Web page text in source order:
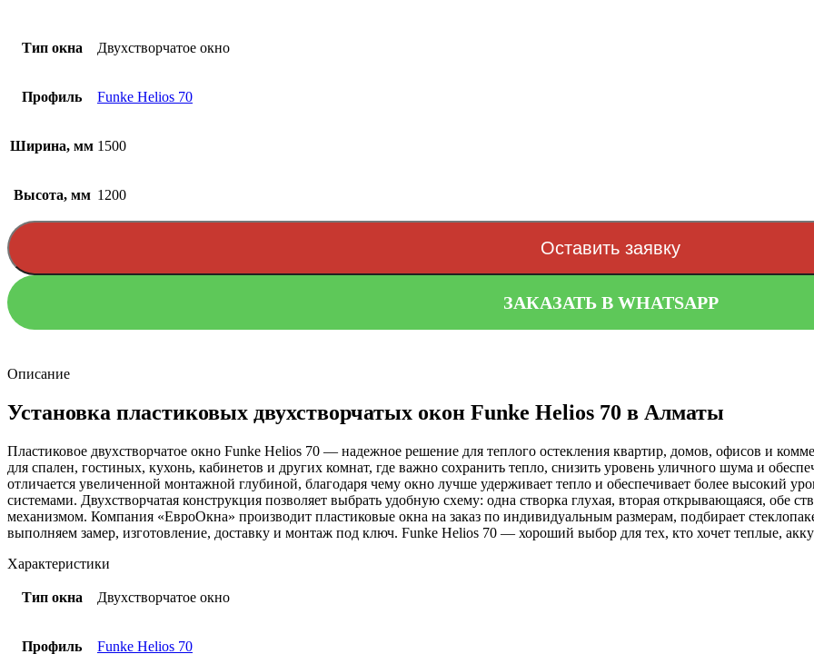
Тип окна Двухстворчатое окно
Профиль Funke Helios 70
Ширина, мм 1500
Высота, мм 1200
Оставить заявку
ЗАКАЗАТЬ В WHATSAPP
Описание
Установка пластиковых двухстворчатых окон Funke Helios 70 в Алматы
Пластиковое двухстворчатое окно Funke Helios 70 — надежное решение для теплого остекления квартир, домов, офисов и
для спален, гостиных, кухонь, кабинетов и других комнат, где важно сохранить тепло, снизить уровень уличного шума и
отличается увеличенной монтажной глубиной, благодаря чему окно лучше удерживает тепло и обеспечивает более высокий
системами. Двухстворчатая конструкция позволяет выбрать удобную схему: одна створка глухая, вторая открывающаяся, обе
механизмом. Компания «ЕвроОкна» производит пластиковые окна на заказ по индивидуальным размерам, подбирает
выполняем замер, изготовление, доставку и монтаж под ключ. Funke Helios 70 — хороший выбор для тех, кто хочет теплые,
Характеристики
Тип окна Двухстворчатое окно
Профиль Funke Helios 70